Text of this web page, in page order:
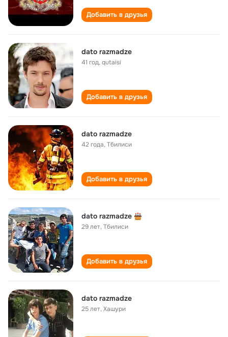
Добавить в друзья
dato razmadze
41 год,qutaisi
Добавить в друзья
dato razmadze
42 года,Тбилиси
Добавить в друзья
dato razmadze
29 лет,Тбилиси
Добавить в друзья
dato razmadze
25 лет,Хашури